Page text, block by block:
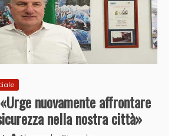
nuovamente affrontare
nella nostra città»